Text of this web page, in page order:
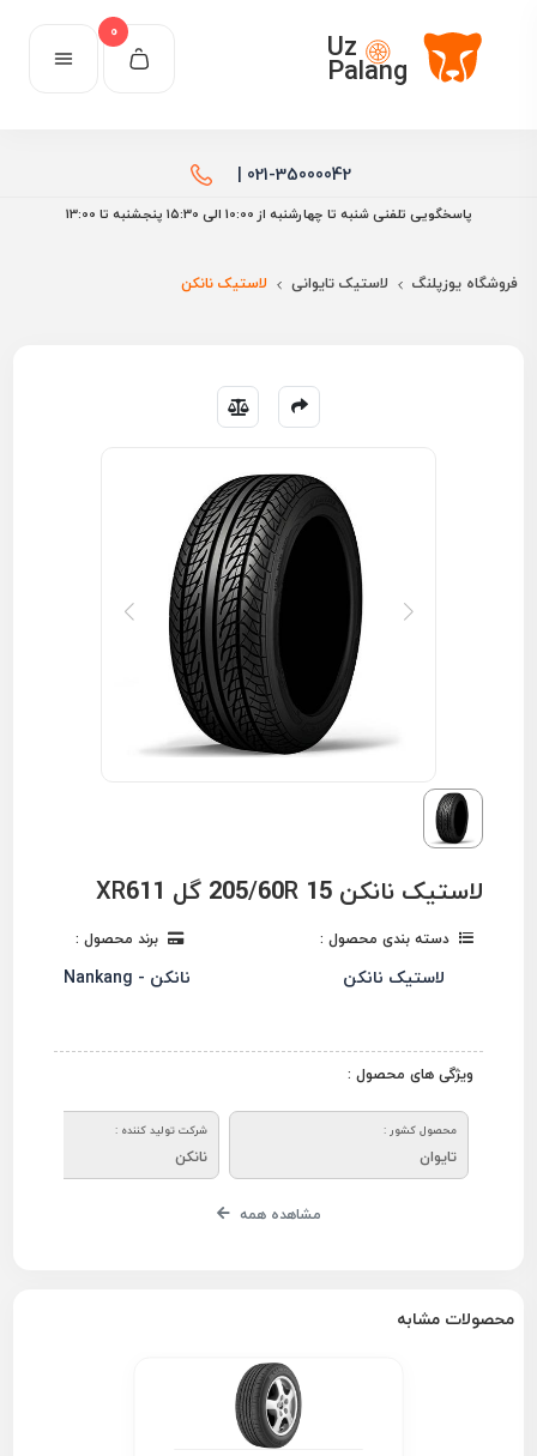
Uz
Palang
0
021-35000042 |
پاسخگویی تلفنی شنبه تا چهارشنبه از 10:00 الی ۱۵:30 پنجشنبه تا 13:00
فروشگاه یوزپلنگ لاستیک تایوانی لاستیک نانکن
لاستیک نانکن 205/60R 15 گل XR611
دسته بندی محصول :
لاستیک نانکن
برند محصول :
نانکن - Nankang
ویژگی های محصول :
محصول کشور :
تایوان
شرکت تولید کننده :
نانکن
مشاهده همه
محصولات مشابه